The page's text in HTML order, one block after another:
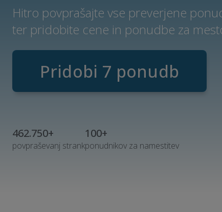
Hitro povprašajte vse preverjene
ter pridobite cene in ponudbe za
Pridobi 7 ponudb
462.750+
povpraševanj strank
100+
ponudnikov za namestitev